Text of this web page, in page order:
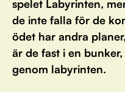
spelet Labyrinten,
de inte falla för de
ödet har andra
är de fast i en
genom labyrinten.